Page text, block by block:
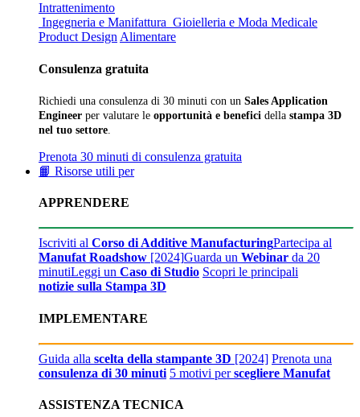
Intrattenimento
Ingegneria e Manifattura Gioielleria e Moda Medicale
Product Design Alimentare
Consulenza gratuita
Richiedi una consulenza di 30 minuti con un Sales Application
Engineer per valutare le opportunità e benefici della stampa 3D
nel tuo settore
Prenota 30 minuti di consulenza gratuita
📙 Risorse utili per
APPRENDERE
Iscriviti al Corso di Additive ManufacturingPartecipa al
Manufat Roadshow [2024]Guarda un Webinar da 20
minutiLeggi un Caso di Studio Scopri le principali
notizie sulla Stampa 3D
IMPLEMENTARE
Guida alla scelta della stampante 3D [2024] Prenota una
consulenza di 30 minuti 5 motivi perscegliere Manufat
ASSISTENZA TECNICA